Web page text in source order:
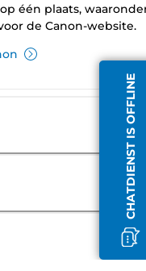
CHATDIENST IS OFFLINE
één plaats,
de Canon-website.